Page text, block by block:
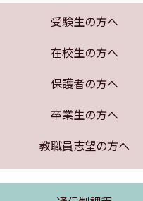
受験生の方へ
在校生の方へ
保護者の方へ
卒業生の方へ
教職員志望の方へ